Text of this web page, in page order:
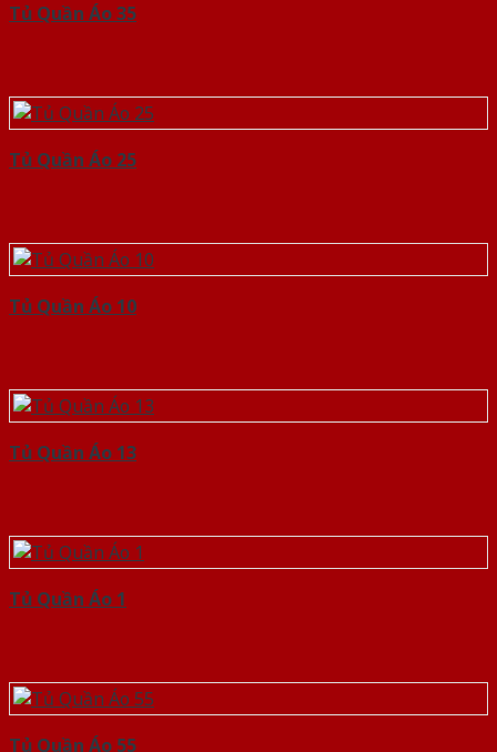
Tủ Quần Áo 35
Tủ Quần Áo 25
Tủ Quần Áo 10
Tủ Quần Áo 13
Tủ Quần Áo 1
Tủ Quần Áo 55